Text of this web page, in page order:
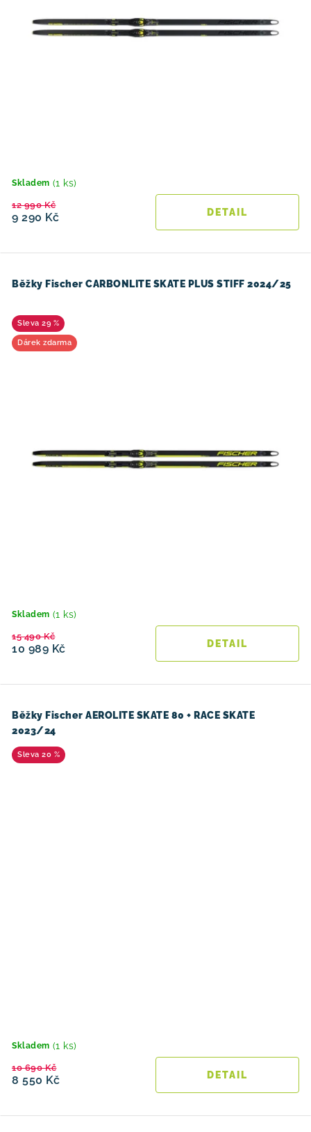
Skladem (1 ks)
9 290 Kč
12 990 Kč
Běžky Fischer CARBONLITE SKATE PLUS STIFF 2024/25
29 %
Dárek zdarma
Skladem (1 ks)
10 989 Kč
15 490 Kč
Běžky Fischer AEROLITE SKATE 80 + RACE SKATE
2023/24
20 %
Skladem (1 ks)
8 550 Kč
10 690 Kč